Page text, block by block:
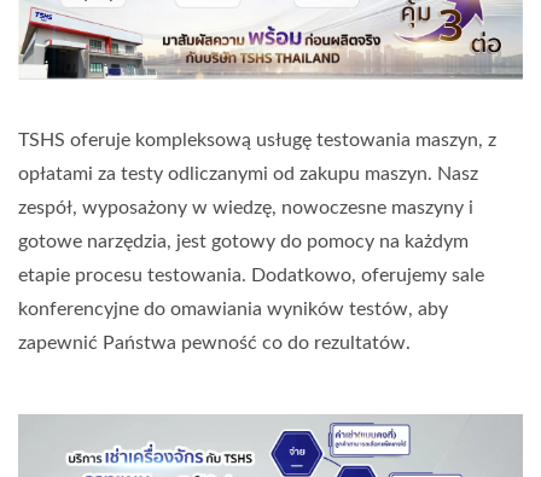
TSHS oferuje kompleksową usługę testowania maszyn, z
opłatami za testy odliczanymi od zakupu maszyn. Nasz
zespół, wyposażony w wiedzę, nowoczesne maszyny i
gotowe narzędzia, jest gotowy do pomocy na każdym
etapie procesu testowania. Dodatkowo, oferujemy sale
konferencyjne do omawiania wyników testów, aby
zapewnić Państwa pewność co do rezultatów.